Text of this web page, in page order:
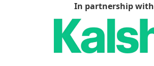
In partnership with